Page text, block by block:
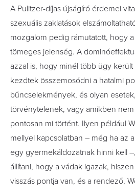
A Pulitzer-díjas újságíró érdemei
szexuális zaklatások
mozgalom pedig rámutatott, hogy
tömeges jelenség. A
azzal is, hogy minél több ügy
kezdtek összemosódni a hatalmi
bűncselekmények, és olyan
törvénytelenek, vagy amikben
pontosan mi történt. Ilyen például
mellyel kapcsolatban – még ha az
egy gyermekáldozatnak hinni kell
állítani, hogy a vádak igazak,
visszás pontja van, és a rendező,